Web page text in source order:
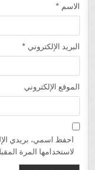
الاسم *
البريد الإلكتروني *
الموقع الإلكتروني
احفظ اسمي، بريدي
لاستخدامها المرة